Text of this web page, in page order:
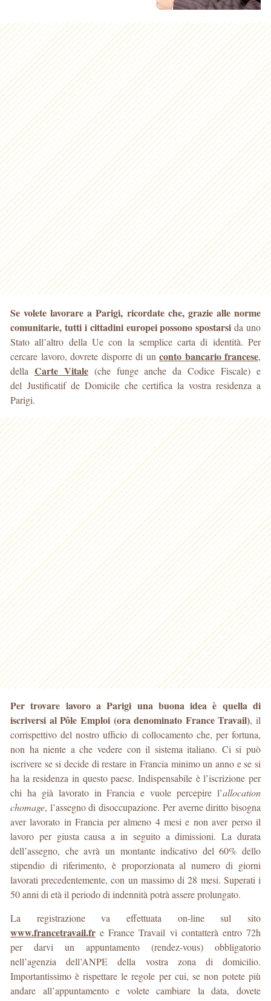
Se volete lavorare a Parigi, ricordate che, grazie alle norme
comunitarie, tutti i cittadini europei possono spostarsi da uno
Stato all’altro della Ue con la semplice carta di identità. Per
cercare lavoro, dovrete disporre di un conto bancario francese,
della Carte Vitale(che funge anche da Codice Fiscale) e
del Justificatif de Domicile che certifica la vostra residenza a
Parigi.
Per trovare lavoro a Parigi una buona idea è quella di
iscriversi al Pôle Emploi (ora denominato France Travail), il
corrispettivo del nostro ufficio di collocamento che, per fortuna,
non ha niente a che vedere con il sistema italiano. Ci si può
iscrivere se si decide di restare in Francia minimo un anno e se si
ha la residenza in questo paese. Indispensabile è l’iscrizione per
chi ha già lavorato in Francia e vuole percepire l’allocation
chomage, l’assegno di disoccupazione. Per averne diritto bisogna
aver lavorato in Francia per almeno 4 mesi e non aver perso il
lavoro per giusta causa a in seguito a dimissioni. La durata
dell’assegno, che avrà un montante indicativo del 60% dello
stipendio di riferimento, è proporzionata al numero di giorni
lavorati precedentemente, con un massimo di 28 mesi. Superati i
50 anni di età il periodo di indennità potrà assere prolungato.
La registrazione va effettuata on-line sul sito
www.francetravail.fr e France Travail vi contatterà entro 72h
per darvi un appuntamento (rendez-vous) obbligatorio
nell’agenzia dell’ANPE della vostra zona di domicilio.
Importantissimo è rispettare le regole per cui, se non potete più
andare all’appuntamento e volete cambiare la data, dovete